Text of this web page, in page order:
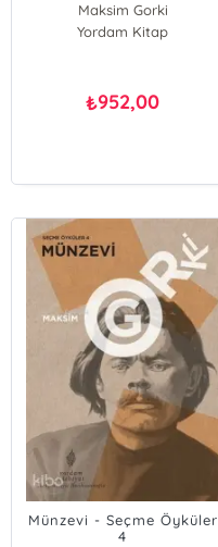
Maksim Gorki
Yordam Kitap
₺952,00
Münzevi - Seçme Öyküler
4